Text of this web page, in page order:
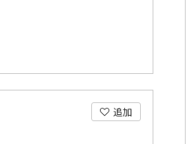
追加